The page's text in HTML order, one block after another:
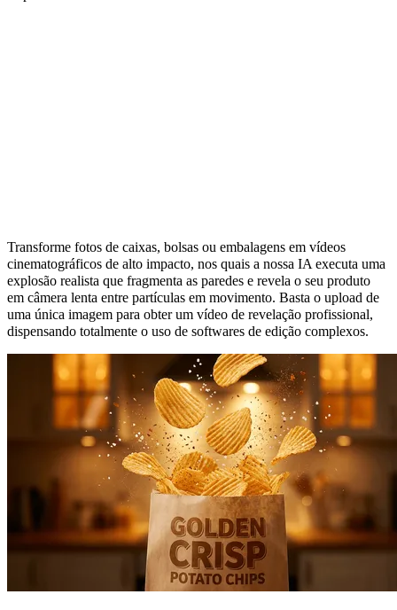
Transforme fotos de caixas, bolsas ou embalagens em vídeos
cinematográficos de alto impacto, nos quais a nossa IA executa uma
explosão realista que fragmenta as paredes e revela o seu produto
em câmera lenta entre partículas em movimento. Basta o upload de
uma única imagem para obter um vídeo de revelação profissional,
dispensando totalmente o uso de softwares de edição complexos.